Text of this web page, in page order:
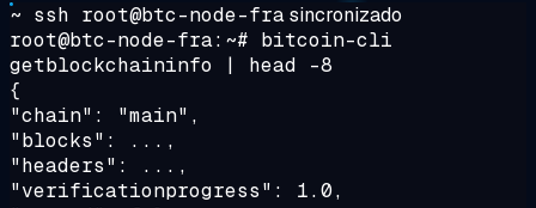
~ ssh root@btc-node-frasincronizado
root@btc-node-fra:~# bitcoin-cli
getblockchaininfo | head -8
{
"chain": "main",
"blocks": ...,
"headers": ...,
"verificationprogress": 1.0,